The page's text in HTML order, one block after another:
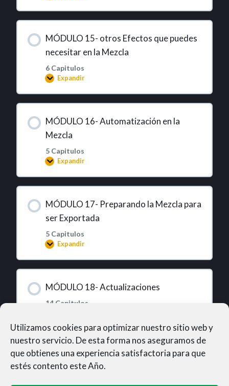
Utilizamos cookies para optimizar nuestro sitio web y
nuestro servicio. De esta forma nos aseguramos de
que obtienes una experiencia satisfactoria para que
estés contento este Año.
MÓDULO 15- otros Efectos que puedes
necesitar en la Mezcla
6 Capitulos
Expandir
MÓDULO 16- Automatización en la
Mezcla
5 Capitulos
Expandir
MÓDULO 17- Preparando la Mezcla para
ser Exportada
5 Capitulos
Expandir
MÓDULO 18- Actualizaciones
14 Capitulos